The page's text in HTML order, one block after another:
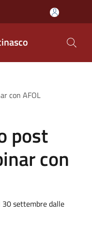
con AFOL
post
con
settembre dalle